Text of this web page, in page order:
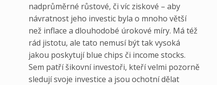
nadprůměrné růstové, či víc ziskové – aby
návratnost jeho investic byla o mnoho větší
než inflace a dlouhodobé úrokové míry. Má též
rád jistotu, ale tato nemusí být tak vysoká
jakou poskytují blue chips či income stocks.
Sem patří šikovní investoři, kteří velmi pozorně
sledují svoje investice a jsou ochotní dělat